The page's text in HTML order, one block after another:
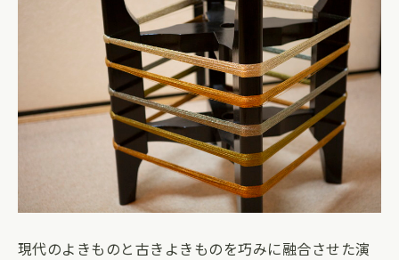
現代のよきものと古きよきものを巧みに融合させた演